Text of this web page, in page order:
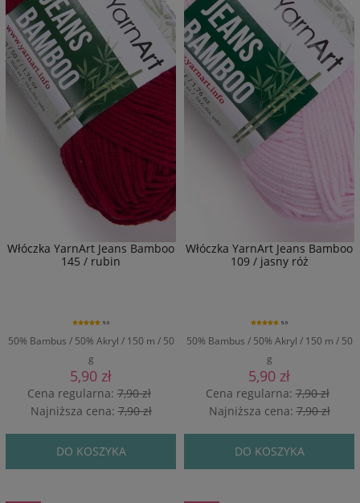
Włóczka YarnArt Jeans Bamboo
145 / rubin
50% Bambus / 50% Akryl / 150 m / 50
g
5.0
5,90 zł
Cena regularna:7,90 zł
Najniższa cena:7,90 zł
DO KOSZYKA
Włóczka YarnArt Jeans Bamboo
109 / jasny róż
50% Bambus / 50% Akryl / 150 m / 50
g
5.0
5,90 zł
Cena regularna:7,90 zł
Najniższa cena:7,90 zł
DO KOSZYKA